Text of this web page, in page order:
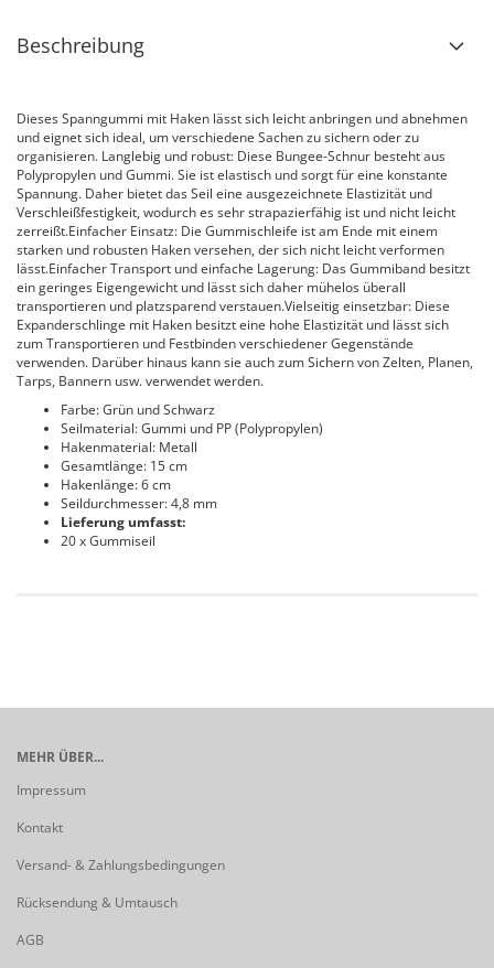
Beschreibung
Dieses Spanngummi mit Haken lässt sich leicht anbringen und abnehmen
und eignet sich ideal, um verschiedene Sachen zu sichern oder zu
organisieren. Langlebig und robust: Diese Bungee-Schnur besteht aus
Polypropylen und Gummi. Sie ist elastisch und sorgt für eine konstante
Spannung. Daher bietet das Seil eine ausgezeichnete Elastizität und
Verschleißfestigkeit, wodurch es sehr strapazierfähig ist und nicht leicht
zerreißt.Einfacher Einsatz: Die Gummischleife ist am Ende mit einem
starken und robusten Haken versehen, der sich nicht leicht verformen
lässt.Einfacher Transport und einfache Lagerung: Das Gummiband besitzt
ein geringes Eigengewicht und lässt sich daher mühelos überall
transportieren und platzsparend verstauen.Vielseitig einsetzbar: Diese
Expanderschlinge mit Haken besitzt eine hohe Elastizität und lässt sich
zum Transportieren und Festbinden verschiedener Gegenstände
verwenden. Darüber hinaus kann sie auch zum Sichern von Zelten, Planen,
Tarps, Bannern usw. verwendet werden.
Farbe: Grün und Schwarz
Seilmaterial: Gummi und PP (Polypropylen)
Hakenmaterial: Metall
Gesamtlänge: 15 cm
Hakenlänge: 6 cm
Seildurchmesser: 4,8 mm
Lieferung umfasst:
20 x Gummiseil
MEHR ÜBER...
Impressum
Kontakt
Versand- & Zahlungsbedingungen
Rücksendung & Umtausch
AGB